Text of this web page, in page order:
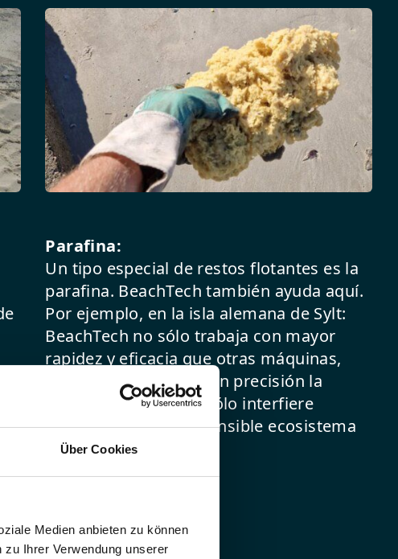
Über Cookies
Medien anbieten zu können
Ihrer Verwendung unserer
Parafina:
Un tipo especial de restos flotantes es la
parafina. BeachTech también ayuda aquí.
Por ejemplo, en la isla alemana de Sylt:
BeachTech no sólo trabaja con mayor
rapidez y eficacia que otras máquinas,
sino que, al tamizar con precisión la
parafina, el vehículo sólo interfiere
mínimamente en el sensible ecosistema
de la arena.